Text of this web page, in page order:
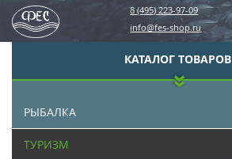
8 (495) 223-97-09
info@fes-shop.ru
КАТАЛОГ ТОВАРОВ
РЫБАЛКА
ТУРИЗМ